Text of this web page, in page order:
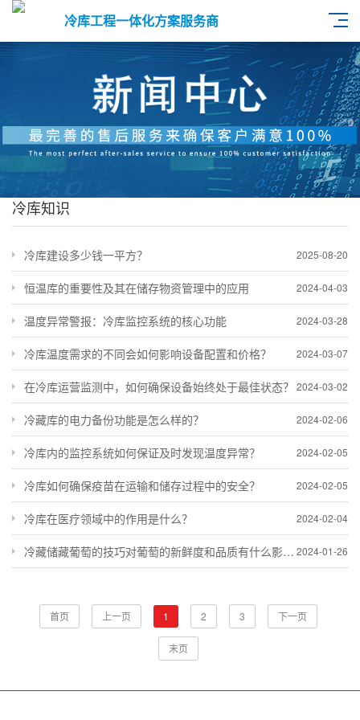
冷库工程一体化方案服务商
冷库知识
2025-08-20
冷库建设多少钱一平方？
2024-04-03
恒温库的重要性及其在储存物资管理中的应用
2024-03-28
温度异常警报：冷库监控系统的核心功能
2024-03-07
冷库温度需求的不同会如何影响设备配置和价格？
2024-03-02
在冷库运营监测中，如何确保设备始终处于最佳状态？
2024-02-06
冷藏库的电力备份功能是怎么样的？
2024-02-05
冷库内的监控系统如何保证及时发现温度异常？
2024-02-05
冷库如何确保疫苗在运输和储存过程中的安全？
2024-02-04
冷库在医疗领域中的作用是什么？
2024-01-26
冷藏储藏葡萄的技巧对葡萄的新鲜度和品质有什么影响？
首页 上一页 1 2 3 下一页
末页